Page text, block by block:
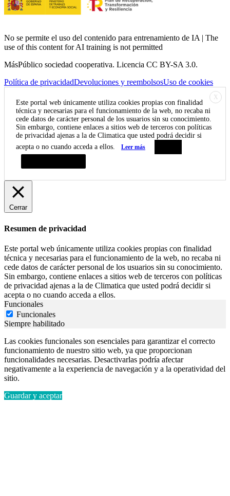
No se permite el uso del contenido para entrenamiento de IA | The
use of this content for AI training is not permitted
MásPúblico sociedad cooperativa. Licencia CC BY-SA 3.0.
Política de privacidadDevoluciones y reembolsosUso de cookies
X
Este portal web únicamente utiliza cookies propias con finalidad
técnica y necesarias para el funcionamiento de la web, no recaba ni
cede datos de carácter personal de los usuarios sin su conocimiento.
Sin embargo, contiene enlaces a sitios web de terceros con políticas
de privacidad ajenas a la de Climatica que usted podrá decidir si
acepta o no cuando acceda a ellos.
Leer más
Cerrar
Resumen de privacidad
Este portal web únicamente utiliza cookies propias con finalidad
técnica y necesarias para el funcionamiento de la web, no recaba ni
cede datos de carácter personal de los usuarios sin su conocimiento.
Sin embargo, contiene enlaces a sitios web de terceros con políticas
de privacidad ajenas a la de Climatica que usted podrá decidir si
acepta o no cuando acceda a ellos.
Funcionales
Funcionales
Siempre habilitado
Las cookies funcionales son esenciales para garantizar el correcto
funcionamiento de nuestro sitio web, ya que proporcionan
funcionalidades necesarias. Desactivarlas podría afectar
negativamente a la experiencia de navegación y a la operatividad del
sitio.
Guardar y aceptar